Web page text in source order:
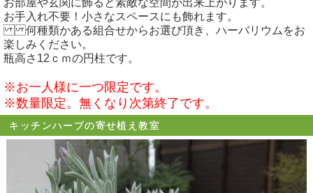
お手入れ不要！小さなスペースにも飾れます。
何種類かある組合せからお選び頂き、ハーバリウムをお
楽しみください。
瓶高さ12ｃｍの円柱です。
※お一人様に一つ限定です。
※数量限定。無くなり次第終了です。
キッチンハーブの寄せ植え教室